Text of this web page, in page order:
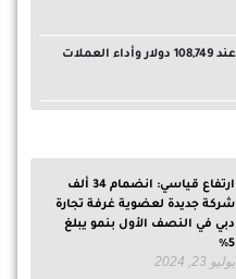
سوق العملات الرقمية اليوم: بيتكوين عند 108,749 دولار وأداء العملات
ارتفاع قياسي: انضمام 34 ألف
شركة جديدة لعضوية غرفة تجارة
دبي في النصف الأول بنمو يبلغ
5%
يوليو 23, 2024